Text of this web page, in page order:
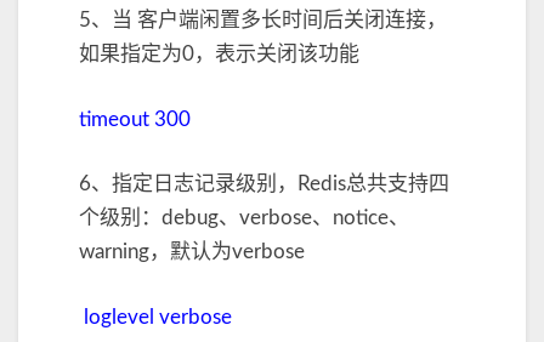
5、当 客户端闲置多长时间后关闭连接，
如果指定为0，表示关闭该功能
timeout 300
6、指定日志记录级别，Redis总共支持四
个级别：debug、verbose、notice、
warning，默认为verbose
loglevel verbose